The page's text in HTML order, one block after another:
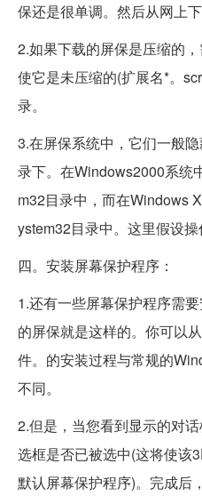
保还是很单调。然后从网上
2.如果下载的屏保是压缩的
使它是未压缩的(扩展名*。
录。
3.在屏保系统中，它们一般
录下。在Windows2000系统
m32目录中，而在Windows
ystem32目录中。这里假设操
四。安装屏幕保护程序：
1.还有一些屏幕保护程序需
的屏保就是这样的。你可以
件。的安装过程与常规的
不同。
2.但是，当您看到显示的对
选框是否已被选中(这将使该
默认屏幕保护程序)。完成后